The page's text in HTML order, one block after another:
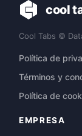
cool
Cool Tabs ©
Política de
Términos y
Política de
EMPRESA